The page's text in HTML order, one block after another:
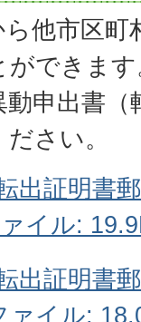
他市区
ができま
申出書（
さい。
出証明書
イル:
出証明書
ァイル: